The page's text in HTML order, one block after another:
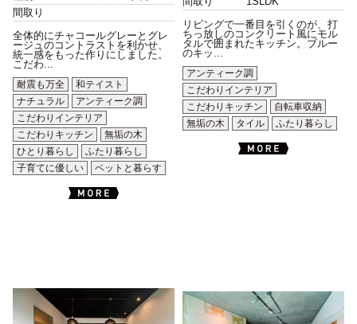
間取り
全体的にチャコールグレーとグレ
ージュのコントラストを利かせ、
統一感をもった作りにしました。
こだわ...
耐震も万全
和テイスト
ナチュラル
アンティーク調
こだわりインテリア
こだわりキッチン
無垢の木
ひとり暮らし
ふたり暮らし
子育てに優しい
ペットと暮らす
リビングで一番目を引くのが、打
ちっ放しのコンクリート風にモル
タルで囲まれたキッチン。ブルー
のキッ...
アンティーク調
こだわりインテリア
こだわりキッチン
自転車収納
無垢の木
タイル ふたり暮らし